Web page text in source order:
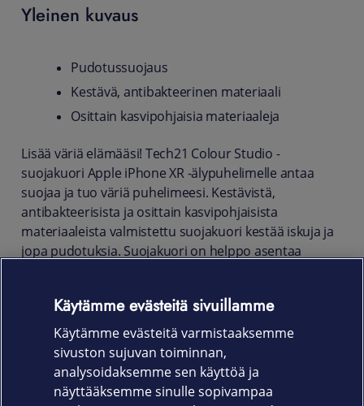
Yleinen kuvaus
Pudotussuojaus
Kestävä, antibakteerinen materiaali
Osittain kasvipohjaisia materiaaleja
Lisää väriä elämääsi! Tech21 Colour Studio -
suojakuori Apple iPhone XR -älypuhelimelle antaa
suojaa ja tuo väriä puhelimeesi. Kestävistä,
antibakteerisista ja osittain kasvipohjaisista
materiaaleista valmistettu suojakuori kestää iskuja ja
jopa pudotuksia. Suojakuori on helppo asentaa
Tuotekoodit
T21-7755 musta, T21-7758 koralli, T21-7757 turkoosi
Takuu
Käytämme evästeitä sivuillamme
Käytämme evästeitä varmistaaksemme
sivuston sujuvan toiminnan,
analysoidaksemme sen käyttöä ja
näyttääksemme sinulle sopivampaa